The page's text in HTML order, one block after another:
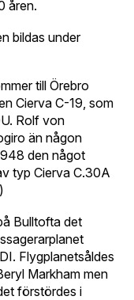
åren.
bildas under
till Örebro
Cierva C-19, som
Rolf von
än någon
den något
typ Cierva C.30A
)
Bulltofta det
Flygplanetsåldes
Markham men
förstördes i